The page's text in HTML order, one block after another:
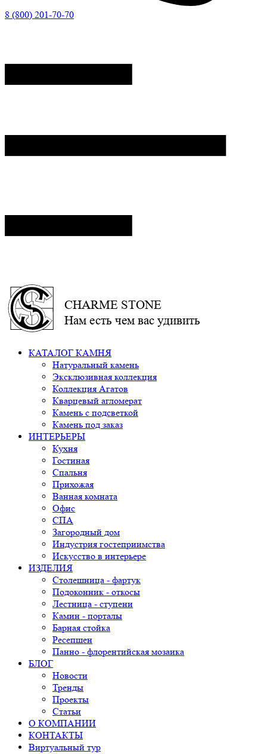
8 (800) 201-70-70
CHARME STONE
Нам есть чем вас удивить
КАТАЛОГ КАМНЯ
Натуральный камень
Эксклюзивная коллекция
Коллекция Агатов
Кварцевый агломерат
Камень с подсветкой
Камень под заказ
ИНТЕРЬЕРЫ
Кухня
Гостиная
Спальня
Прихожая
Ванная комната
Офис
СПА
Загородный дом
Индустрия гостеприимства
Искусство в интерьере
ИЗДЕЛИЯ
Столешница - фартук
Подоконник - откосы
Лестница - ступени
Камин - порталы
Барная стойка
Ресепшен
Панно - флорентийская мозаика
БЛОГ
Новости
Тренды
Проекты
Статьи
О КОМПАНИИ
КОНТАКТЫ
Виртуальный тур